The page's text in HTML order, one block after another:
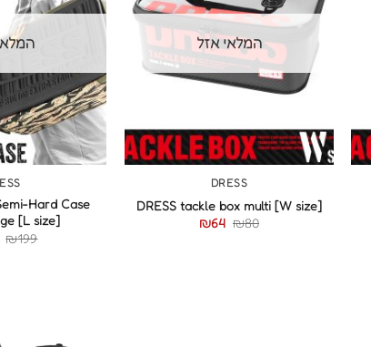
+
המלאי אזל
DRESS
DRESS tackle box multi [W size]
₪80
₪64
Hard Case
[L size]
₪199